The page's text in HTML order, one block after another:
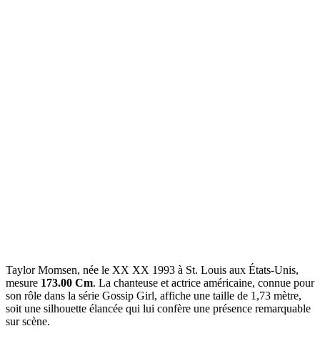
Taylor Momsen, née le XX XX 1993 à St. Louis aux États-Unis,
mesure 173.00 Cm. La chanteuse et actrice américaine, connue pour
son rôle dans la série Gossip Girl, affiche une taille de 1,73 mètre,
soit une silhouette élancée qui lui confère une présence remarquable
sur scène.